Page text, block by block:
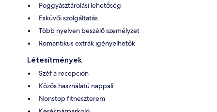
Poggyásztárolási lehetőség
Esküvői szolgáltatás
Több nyelven beszélő személyzet
Romantikus extrák igényelhetők
Létesítmények
Széf a recepción
Közös használatú nappali
Nonstop fitneszterem